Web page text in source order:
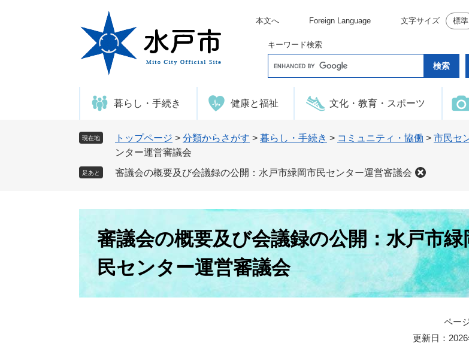
本文へ Foreign Language 文字サイズ 標準
キーワード検索
o
e
タ
ム
暮らし・手続き 健康と福祉 文化・教育・スポーツ
現在地 トップページ > 分類からさがす > 暮らし・手続き > コミュニティ・協働 > 市民セ
ンター運営審議会
足あと 審議会の概要及び会議録の公開：水戸市緑岡市民センター運営審議会
審議会の概要及び会議録の公開：水戸市緑
民センター運営審議会
ペー
更新日：